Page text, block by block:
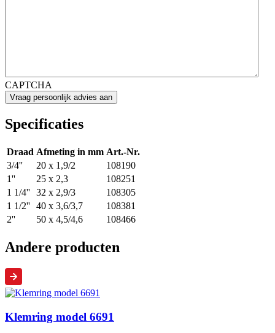
CAPTCHA
Specificaties
Draad Afmeting in mm Art.-Nr.
3/4''
20 x 1,9/2
108190
1''
25 x 2,3
108251
1 1/4'' 32 x 2,9/3
108305
1 1/2'' 40 x 3,6/3,7
108381
2''
50 x 4,5/4,6 108466
Andere producten
Klemring model 6691